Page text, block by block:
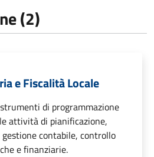
(2)
e Fiscalità Locale
di programmazione
attività di pianificazione,
contabile, controllo
e finanziarie.